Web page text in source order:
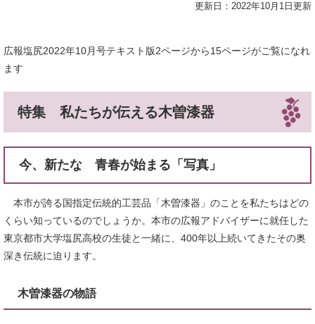
更新日：2022年10月1日更新
広報塩尻2022年10月号テキスト版2ページから15ページがご覧になれ
ます
特集 私たちが伝える木曽漆器
今、新たな 青春が始まる「写真」
本市が誇る国指定伝統的工芸品「木曽漆器」のことを私たちはどの
くらい知っているのでしょうか。本市の広報アドバイザーに就任した
東京都市大学塩尻高校の生徒と一緒に、400年以上続いてきたその奥
深き伝統に迫ります。
木曽漆器の物語